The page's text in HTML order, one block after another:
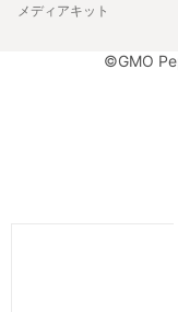
メディアキット
©GMO